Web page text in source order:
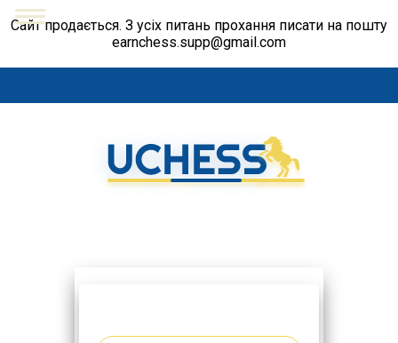
Сайт продається. З усіх питань прохання писати на пошту
earnchess.supp@gmail.com